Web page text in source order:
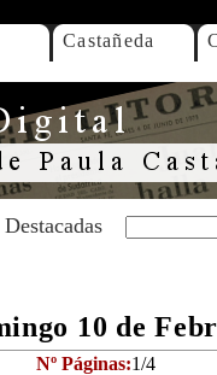
Castañeda
Destacadas
10 de
Nº Páginas:1/4